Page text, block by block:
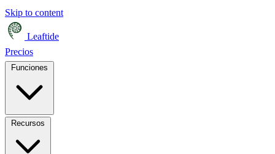
Skip to content
Leaftide
Precios